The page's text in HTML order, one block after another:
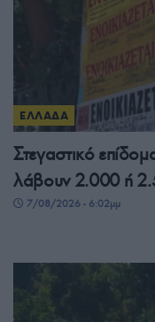
ΕΛΛΑΔΑ
Στεγαστικό
λάβουν 2.000 ή
7/08/2026 - 6:02μμ